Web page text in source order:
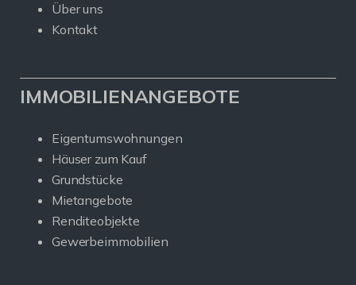
Über uns
Kontakt
IMMOBILIENANGEBOTE
Eigentumswohnungen
Häuser zum Kauf
Grundstücke
Mietangebote
Renditeobjekte
Gewerbeimmobilien